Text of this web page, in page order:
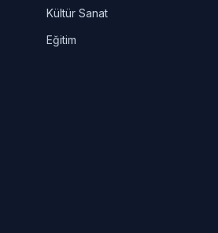
Kültür Sanat
Eğitim